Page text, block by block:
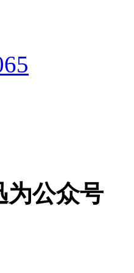
为公众号